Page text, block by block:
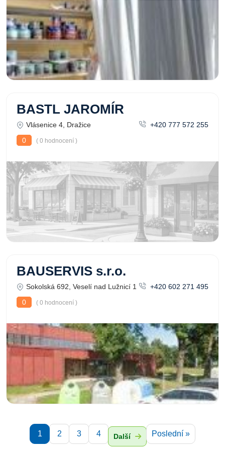
BASTL JAROMÍR
Vlásenice 4, Dražice
+420 777 572 255
0
( 0 hodnocení )
BAUSERVIS s.r.o.
Sokolská 692, Veselí nad Lužnicí 1
+420 602 271 495
0
( 0 hodnocení )
1 2 3 4 Další Poslední »